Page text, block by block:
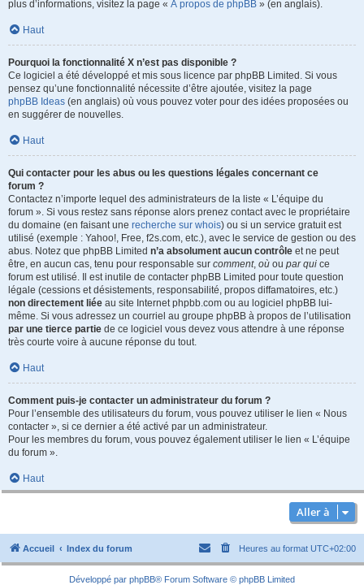
plus d’informations, visitez la page « À propos de phpBB » (en anglais).
Haut
Pourquoi la fonctionnalité X n’est pas disponible ?
Ce logiciel a été développé et mis sous licence par phpBB Limited. Si vous
pensez qu’une fonctionnalité nécessite d’être ajoutée, visitez la page
phpBB Ideas (en anglais) où vous pouvez voter pour des idées proposées ou
en suggérer de nouvelles.
Haut
Qui contacter pour les abus ou les questions légales concernant ce
forum ?
Contactez n’importe lequel des administrateurs de la liste « L’équipe du
forum ». Si vous restez sans réponse alors prenez contact avec le propriétaire
du domaine (en faisant une recherche sur whois) ou si un service gratuit est
utilisé (exemple : Yahoo!, Free, f2s.com, etc.), avec le service de gestion ou des
abus. Notez que phpBB Limited n’a absolument aucun contrôle et ne peut
être, en aucun cas, tenu pour responsable sur comment, où ou par qui ce
forum est utilisé. Il est inutile de contacter phpBB Limited pour toute question
légale (cessions et désistements, responsabilité, propos diffamatoires, etc.)
non directement liée au site Internet phpbb.com ou au logiciel phpBB lui-
même. Si vous adressez un courriel au groupe phpBB à propos de l’utilisation
par une tierce partie de ce logiciel vous devez vous attendre à une réponse
très courte voire à aucune réponse du tout.
Haut
Comment puis-je contacter un administrateur du forum ?
Pour l’ensemble des utilisateurs du forum, vous pouvez utiliser le lien « Nous
contacter », si ce dernier a été activé par un administrateur.
Pour les membres du forum, vous pouvez également utiliser le lien « L’équipe
du forum ».
Haut
Aller à
Accueil Index du forum Heures au format UTC+02:00
Développé par phpBB® Forum Software © phpBB Limited